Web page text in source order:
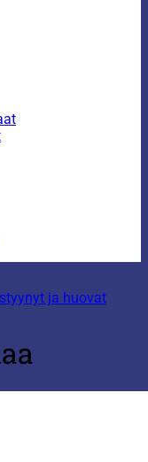
ja huovat